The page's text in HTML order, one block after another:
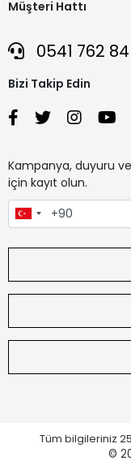
Müşteri Hattı
0541 762
Bizi Takip Edin
Kampanya, duyuru
için kayıt olun.
Tüm bilgileriniz
©